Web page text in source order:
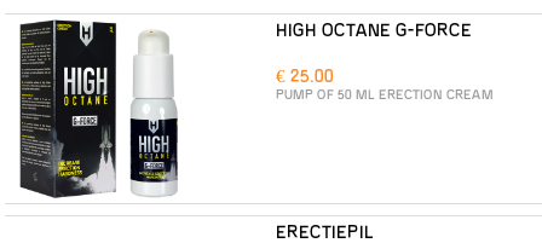
HIGH OCTANE G-FORCE
€ 25.00
PUMP OF 50 ML ERECTION CREAM
ERECTIEPIL